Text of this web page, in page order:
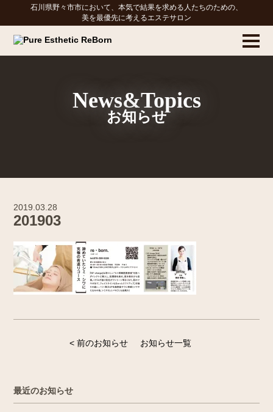
石川県野々市市において、本気で結果を求める人たちのための、
美を最優先に考えるエステサロン
News&Topics
お知らせ
2019.03.28
201903
< 前のお知らせ お知らせ一覧
最近のお知らせ